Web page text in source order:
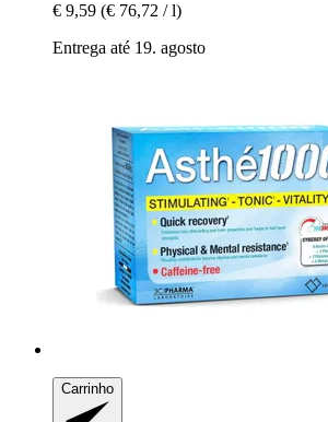
€ 9,59 (€ 76,72 / l)
Entrega até 19. agosto
Carrinho